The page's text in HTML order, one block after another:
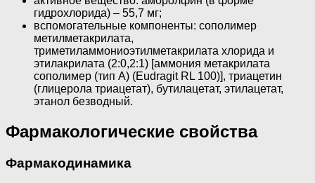
гидрохлорида) – 55,7 мг;
вспомогательные компоненты: сополимер
метилметакрилата,
триметиламмониоэтилметакрилата хлорида и
этилакрилата (2:0,2:1) [аммония метакрилата
сополимер (тип A) (Eudragit RL 100)], триацетин
(глицерола триацетат), бутилацетат, этилацетат,
этанол безводный.
Фармакологические свойства
Фармакодинамика